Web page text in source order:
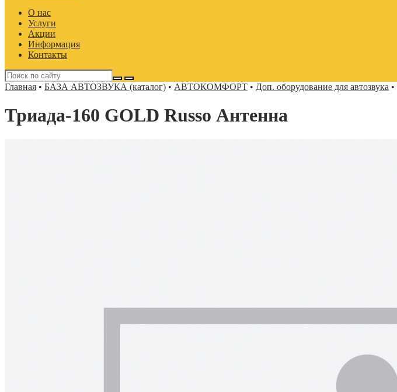
О нас
Услуги
Акции
Информация
Контакты
Главная • БАЗА АВТОЗВУКА (каталог) • АВТОКОМФОРТ • Доп. оборудование для автозвука •
Триада-160 GOLD Russo Антенна